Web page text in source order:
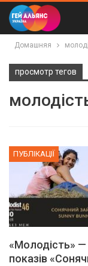
Домашняя
просмотр тегов
ПУБЛІКАЦІЇ
«Молодість» —
показів